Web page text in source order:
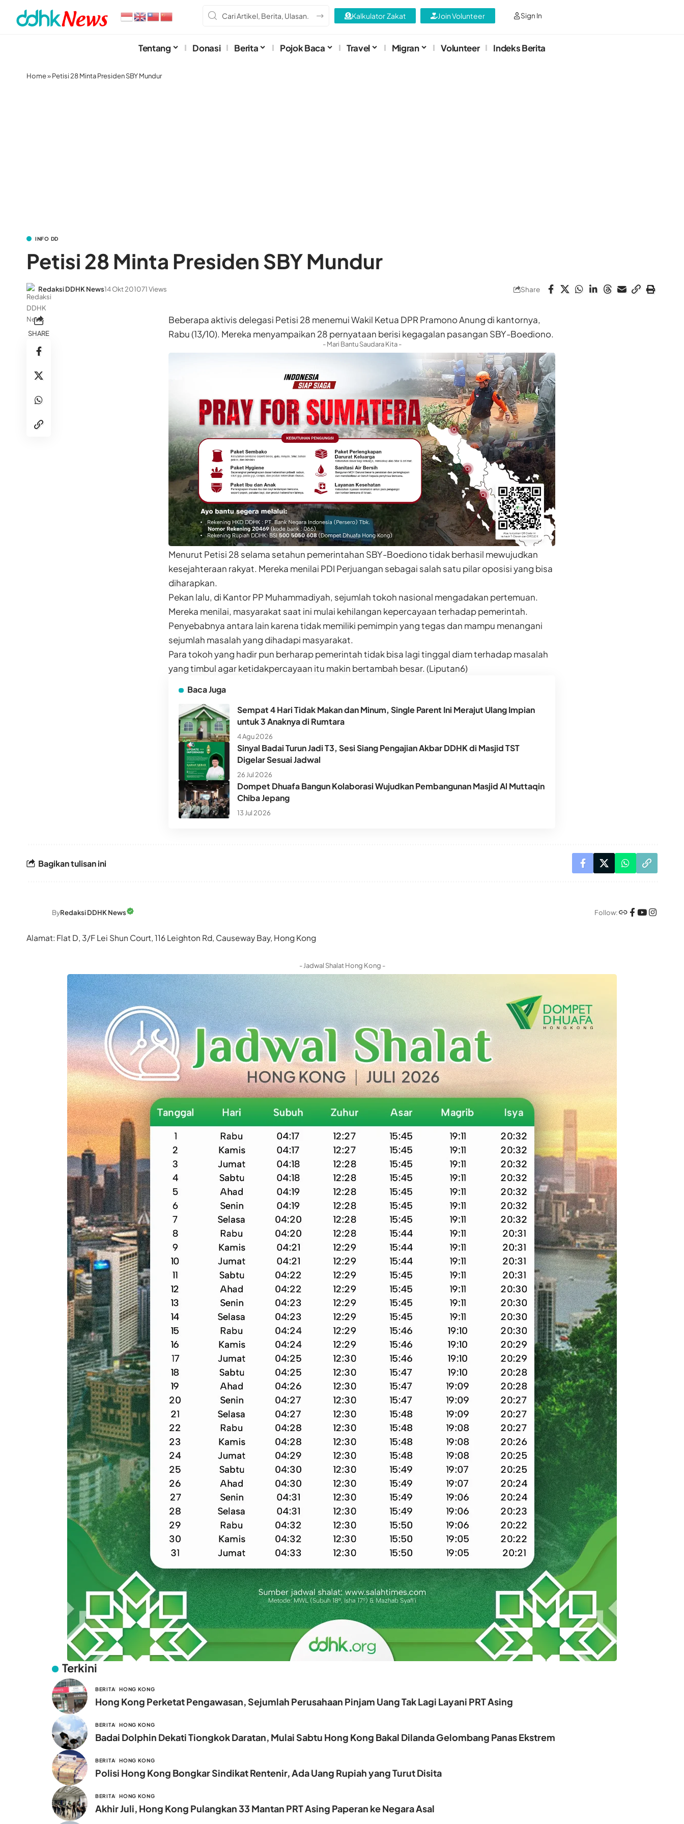
Sign In
Kalkulator Zakat Join Volunteer
Tentang Donasi Berita Pojok Baca Travel Migran Volunteer Indeks Berita
Home»Petisi 28 Minta Presiden SBY Mundur
INFO DD
Petisi 28 Minta Presiden SBY Mundur
Redaksi DDHK News14 Okt 201071 Views Share
SHARE
Beberapa aktivis delegasi Petisi 28 menemui Wakil Ketua DPR Pramono Anung di kantornya,
Rabu (13/10). Mereka menyampaikan 28 pernyataan berisi kegagalan pasangan SBY-Boediono.
- Mari Bantu Saudara Kita -
Menurut Petisi 28 selama setahun pemerintahan SBY-Boediono tidak berhasil mewujudkan
kesejahteraan rakyat. Mereka menilai PDI Perjuangan sebagai salah satu pilar oposisi yang bisa
diharapkan.
Pekan lalu, di Kantor PP Muhammadiyah, sejumlah tokoh nasional mengadakan pertemuan.
Mereka menilai, masyarakat saat ini mulai kehilangan kepercayaan terhadap pemerintah.
Penyebabnya antara lain karena tidak memiliki pemimpin yang tegas dan mampu menangani
sejumlah masalah yang dihadapi masyarakat.
Para tokoh yang hadir pun berharap pemerintah tidak bisa lagi tinggal diam terhadap masalah
yang timbul agar ketidakpercayaan itu makin bertambah besar. (Liputan6)
Baca Juga
Sempat 4 Hari Tidak Makan dan Minum, Single Parent Ini Merajut Ulang Impian
untuk 3 Anaknya di Rumtara
4 Agu 2026
Sinyal Badai Turun Jadi T3, Sesi Siang Pengajian Akbar DDHK di Masjid TST
Digelar Sesuai Jadwal
26 Jul 2026
Dompet Dhuafa Bangun Kolaborasi Wujudkan Pembangunan Masjid Al Muttaqin
Chiba Jepang
13 Jul 2026
Bagikan tulisan ini
ByRedaksi DDHK News Follow:
Alamat: Flat D, 3/F Lei Shun Court, 116 Leighton Rd, Causeway Bay, Hong Kong
- Jadwal Shalat Hong Kong -
Terkini
BERITA HONG KONG
Hong Kong Perketat Pengawasan, Sejumlah Perusahaan Pinjam Uang Tak Lagi Layani PRT Asing
BERITA HONG KONG
Badai Dolphin Dekati Tiongkok Daratan, Mulai Sabtu Hong Kong Bakal Dilanda Gelombang Panas Ekstrem
BERITA HONG KONG
Polisi Hong Kong Bongkar Sindikat Rentenir, Ada Uang Rupiah yang Turut Disita
BERITA HONG KONG
Akhir Juli, Hong Kong Pulangkan 33 Mantan PRT Asing Paperan ke Negara Asal